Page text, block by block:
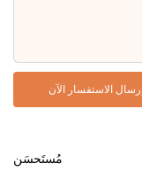
الاستفسار الآن
مُستَحسَن